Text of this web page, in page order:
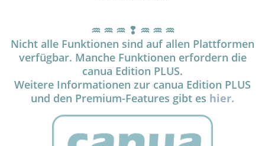
♒︎ ♒︎ ♒︎ ❢ ♒︎ ♒︎ ♒︎
Nicht alle Funktionen sind auf allen Plattformen
verfügbar. Manche Funktionen erfordern die
canua Edition PLUS.
Weitere Informationen zur canua Edition PLUS
und den Premium-Features gibt es hier.